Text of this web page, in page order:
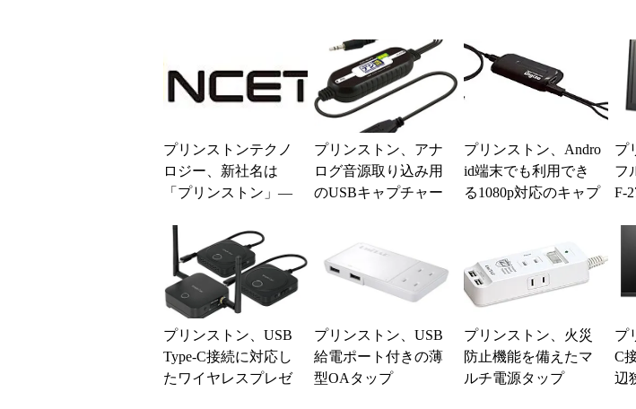
プリンストンテクノ
ロジー、新社名は
「プリンストン」―
プリンストン、アナ
ログ音源取り込み用
のUSBキャプチャー
プリンストン、Andro
id端末でも利用でき
る1080p対応のキャプ
プ
フ
F-
プリンストン、USB
Type-C接続に対応し
たワイヤレスプレゼ
プリンストン、USB
給電ポート付きの薄
型OAタップ
プリンストン、火災
防止機能を備えたマ
ルチ電源タップ
プ
C
辺